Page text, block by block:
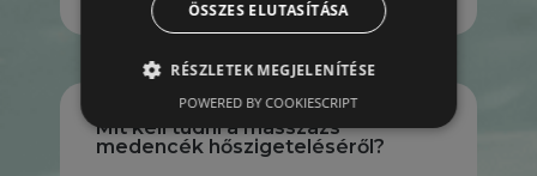
Mit kell tudni a masszázs
medencék hőszigeteléséről?
ÖSSZES ELUTASÍTÁSA
RÉSZLETEK MEGJELENÍTÉSE
POWERED BY COOKIESCRIPT